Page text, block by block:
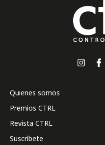
Quienes somos
Premios CTRL
Revista CTRL
Suscríbete